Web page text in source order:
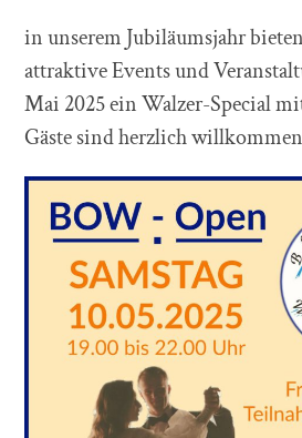
in unserem Jubiläumsjahr
attraktive Events und
Mai 2025 ein Walzer-Special
Gäste sind herzlich